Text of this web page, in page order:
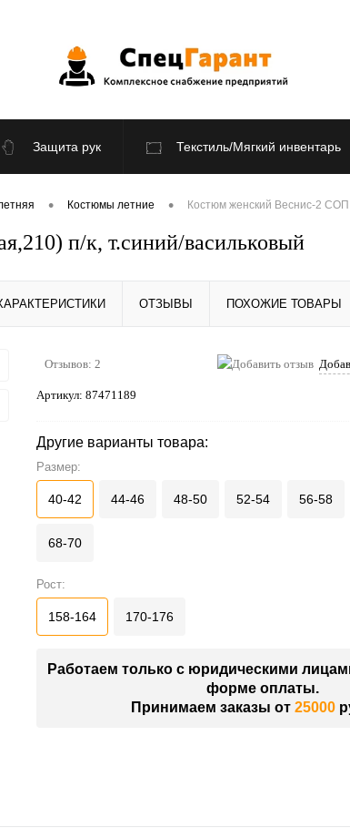
Защита рук Текстиль/Мягкий инвентарь
По отраслям Распродажа
• Костюмы летние • Костюм женский Веснис-2 СОП
п/к, т.синий/васильковый
ОТЗЫВЫ ПОХОЖИЕ ТОВАРЫ
Отзывов: 2
Артикул: 87471189
Другие варианты товара:
Размер:
40-42 44-46 48-50 52-54 56-58
68-70
Рост:
158-164 170-176
Работаем только с юридическими
форме оплаты.
Принимаем заказы от 25000